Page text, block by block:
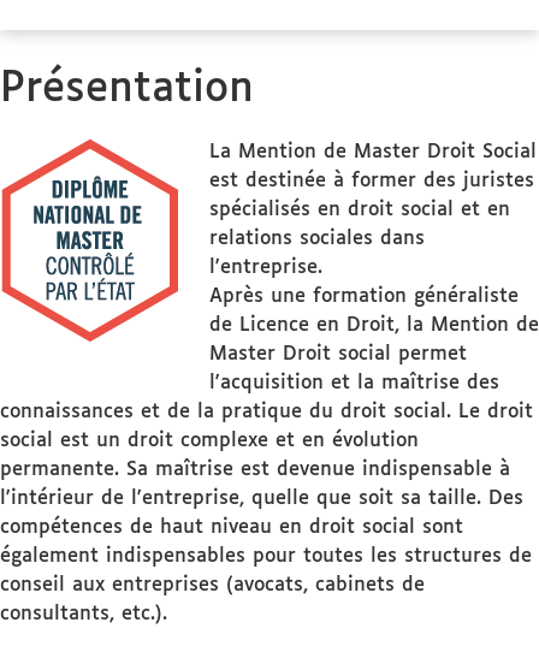
Présentation
La Mention de Master Droit Social
est destinée à former des juristes
spécialisés en droit social et en
relations sociales dans
l'entreprise.
Après une formation généraliste
de Licence en Droit, la Mention de
Master Droit social permet
l'acquisition et la maîtrise des
connaissances et de la pratique du droit social. Le droit
social est un droit complexe et en évolution
permanente. Sa maîtrise est devenue indispensable à
l'intérieur de l'entreprise, quelle que soit sa taille. Des
compétences de haut niveau en droit social sont
également indispensables pour toutes les structures de
conseil aux entreprises (avocats, cabinets de
consultants, etc.).